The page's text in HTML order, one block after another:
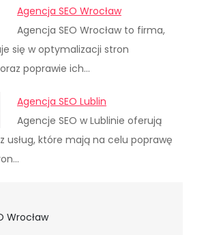
Agencja SEO Wrocław
Agencja SEO Wrocław to firma,
się w optymalizacji stron
poprawie ich…
Agencja SEO Lublin
Agencje SEO w Lublinie oferują
usług, które mają na celu poprawę
Wrocław